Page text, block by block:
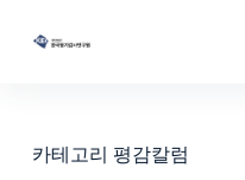
카테고리 평감칼럼